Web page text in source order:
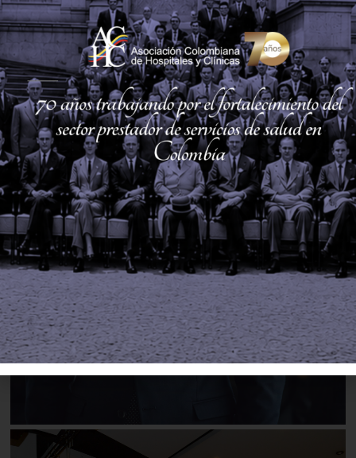
ZONA
AFILIADOS
Ingrese a la zona exclusiva de afiliados